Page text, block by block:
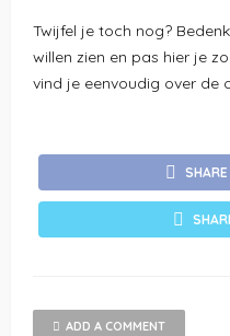
Twijfel je toch nog?
willen zien en pas hier je
vind je eenvoudig over de
ADD A COMMENT